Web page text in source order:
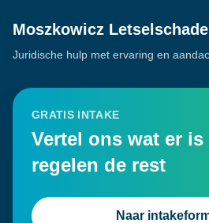
Moszkowicz Letselschade
Juridische hulp met ervaring en
GRATIS INTAKE
Vertel ons wat er
regelen de rest
Naar